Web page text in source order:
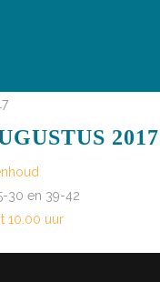
2017
30 en 39-42
10.00 uur